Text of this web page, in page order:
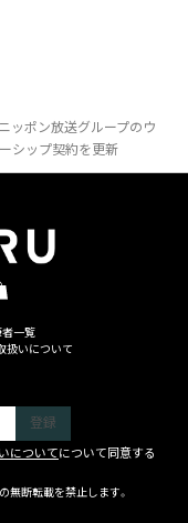
ッポン放送グループのウ
シップ契約を更新
一覧
扱いについて
についてについて同意する
無断転載を禁止します。